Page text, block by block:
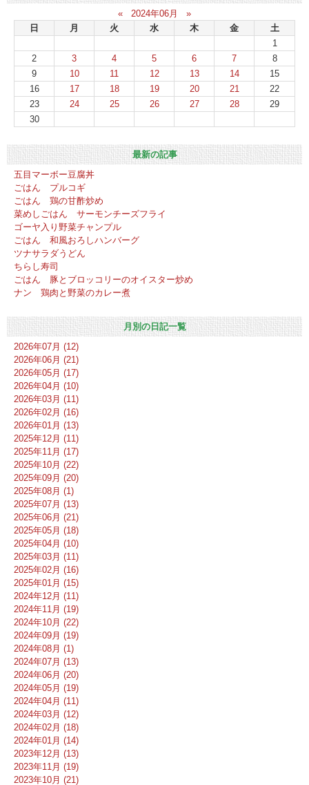
«
2024年06月
»
日
月 火 水 木 金
土
1
2
3 4 5 6 7
8
9
10 11 12 13 14
15
16
17 18 19 20 21
22
23
24 25 26 27 28
29
30
最新の記事
五目マーボー豆腐丼
ごはん プルコギ
ごはん 鶏の甘酢炒め
菜めしごはん サーモンチーズフライ
ゴーヤ入り野菜チャンプル
ごはん 和風おろしハンバーグ
ツナサラダうどん
ちらし寿司
ごはん 豚とブロッコリーのオイスター炒め
ナン 鶏肉と野菜のカレー煮
月別の日記一覧
2026年07月 (12)
2026年06月 (21)
2026年05月 (17)
2026年04月 (10)
2026年03月 (11)
2026年02月 (16)
2026年01月 (13)
2025年12月 (11)
2025年11月 (17)
2025年10月 (22)
2025年09月 (20)
2025年08月 (1)
2025年07月 (13)
2025年06月 (21)
2025年05月 (18)
2025年04月 (10)
2025年03月 (11)
2025年02月 (16)
2025年01月 (15)
2024年12月 (11)
2024年11月 (19)
2024年10月 (22)
2024年09月 (19)
2024年08月 (1)
2024年07月 (13)
2024年06月 (20)
2024年05月 (19)
2024年04月 (11)
2024年03月 (12)
2024年02月 (18)
2024年01月 (14)
2023年12月 (13)
2023年11月 (19)
2023年10月 (21)